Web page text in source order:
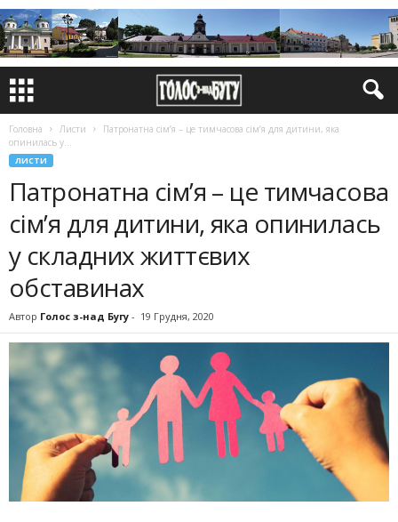
Головна Листи
Патронатна сім’я – це тимчасова сім’я для дитини, яка
опинилась у...
ЛИСТИ
Патронатна сім’я – це тимчасова
сім’я для дитини, яка опинилась
у складних життєвих
обставинах
Автор Голос з-над Бугу - 19 Грудня, 2020